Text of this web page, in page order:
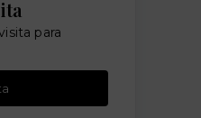
para